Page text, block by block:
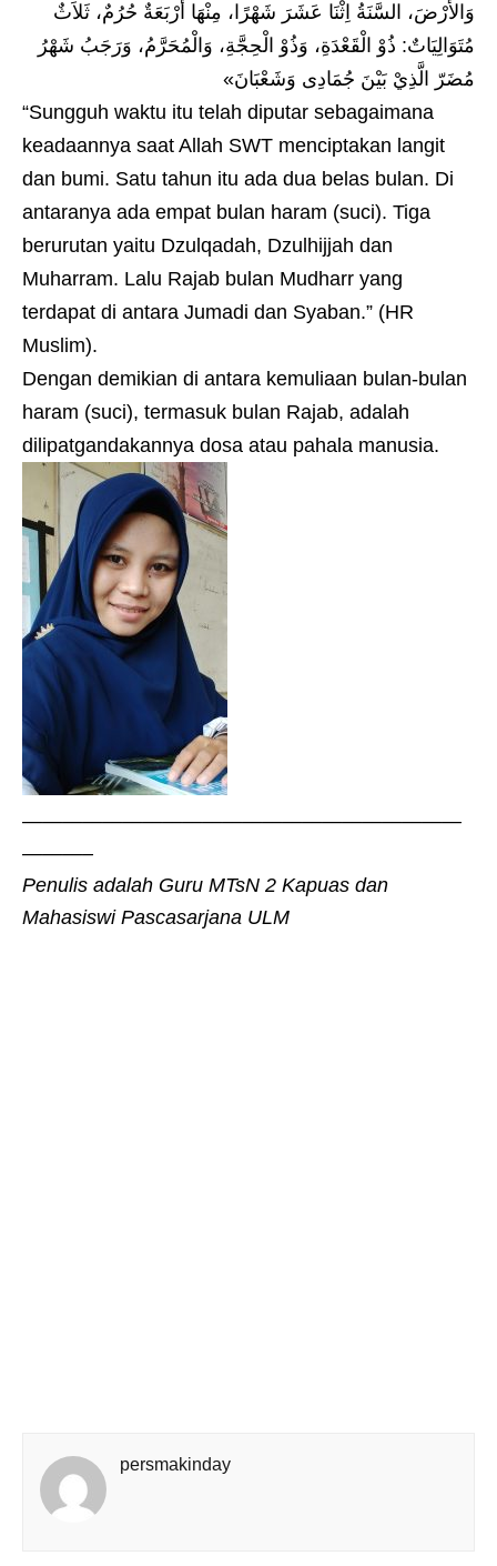
وَالأَرْضَ، السَّنَةُ اِثْنَا عَشَرَ شَهْرًا، مِنْهَا أَرْبَعَةٌ حُرُمٌ، ثَلاَثٌ
مُتَوَالِيَاتٌ: ذُوْ الْقَعْدَةِ، وَذُوْ الْحِجَّةِ، وَالْمُحَرَّمُ، وَرَجَبُ شَهْرُ
مُضَرّ الَّذِيْ بَيْنَ جُمَادِى وَشَعْبَانَ»
“Sungguh waktu itu telah diputar sebagaimana
keadaannya saat Allah SWT menciptakan langit
dan bumi. Satu tahun itu ada dua belas bulan. Di
antaranya ada empat bulan haram (suci). Tiga
berurutan yaitu Dzulqadah, Dzulhijjah dan
Muharram. Lalu Rajab bulan Mudharr yang
terdapat di antara Jumadi dan Syaban.” (HR
Muslim).
Dengan demikian di antara kemuliaan bulan-bulan
haram (suci), termasuk bulan Rajab, adalah
dilipatgandakannya dosa atau pahala manusia.
——————————————————————
———–
Penulis adalah Guru MTsN 2 Kapuas dan
Mahasiswi Pascasarjana ULM
persmakinday